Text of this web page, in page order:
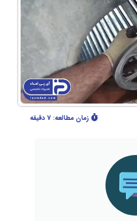
زمان مطالعه: 7 دقیقه